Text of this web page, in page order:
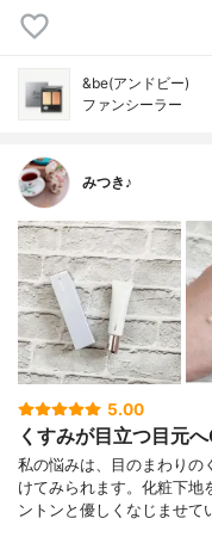
&be(アンドビー)
ファンシーラー
みつき♪
5.00
くすみが目立つ目元へ
私の悩みは、目のまわりの
けてみられます。化粧下地
ントンと優しくなじませて